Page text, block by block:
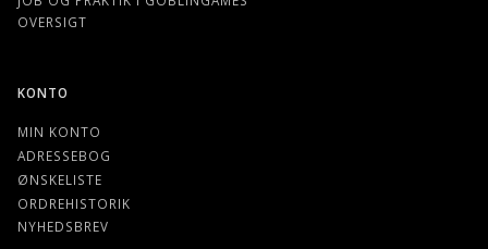
OVERSIGT
KONTO
MIN KONTO
ADRESSEBOG
ØNSKELISTE
ORDREHISTORIK
NYHEDSBREV